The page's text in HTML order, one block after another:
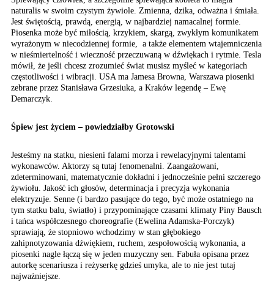
naturalis w swoim czystym żywiole. Zmienna, dzika, odważna i śmiała.
Jest świętością, prawdą, energią, w najbardziej namacalnej formie.
Piosenka może być miłością, krzykiem, skargą, zwykłym komunikatem
wyrażonym w niecodziennej formie, a także elementem wtajemniczenia
w nieśmiertelność i wieczność przeczuwaną w dźwiękach i rytmie. Tesla
mówił, że jeśli chcesz zrozumieć świat musisz myśleć w kategoriach
częstotliwości i wibracji. USA ma Jamesa Browna, Warszawa piosenki
zebrane przez Stanisława Grzesiuka, a Kraków legendę – Ewę
Demarczyk.
Śpiew jest życiem – powiedziałby Grotowski
Jesteśmy na statku, niesieni falami morza i rewelacyjnymi talentami
wykonawców. Aktorzy są tutaj fenomenalni. Zaangażowani,
zdeterminowani, matematycznie dokładni i jednocześnie pełni szczerego
żywiołu. Jakość ich głosów, determinacja i precyzja wykonania
elektryzuje. Senne (i bardzo pasujące do tego, być może ostatniego na
tym statku balu, światło) i przypominające czasami klimaty Piny Bausch
i tańca współczesnego choreografie (Ewelina Adamska-Porczyk)
sprawiają, że stopniowo wchodzimy w stan głębokiego
zahipnotyzowania dźwiękiem, ruchem, zespołowością wykonania, a
piosenki nagle łączą się w jeden muzyczny sen. Fabuła opisana przez
autorkę scenariusza i reżyserkę gdzieś umyka, ale to nie jest tutaj
najważniejsze.